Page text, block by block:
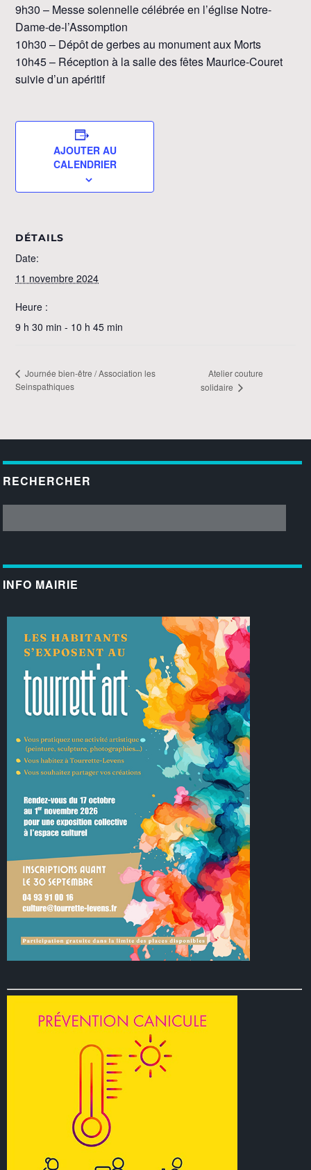
9h30 – Messe solennelle célébrée en l’église Notre-
Dame-de-l’Assomption
10h30 – Dépôt de gerbes au monument aux Morts
10h45 – Réception à la salle des fêtes Maurice-Couret
suivie d’un apéritif
AJOUTER AU
CALENDRIER
DÉTAILS
Date:
11 novembre 2024
Heure :
9 h 30 min - 10 h 45 min
Journée bien-être / Association les
Seinspathiques
Atelier couture
solidaire
RECHERCHER
INFO MAIRIE